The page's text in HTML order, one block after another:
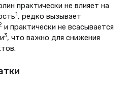
практически не влияет на
1 , редко вызывает
и практически не всасывается
3, что важно для снижения